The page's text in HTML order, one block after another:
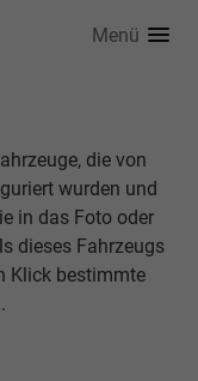
Menü
die von
wurden und
in das Foto oder
dieses Fahrzeugs
Klick bestimmte